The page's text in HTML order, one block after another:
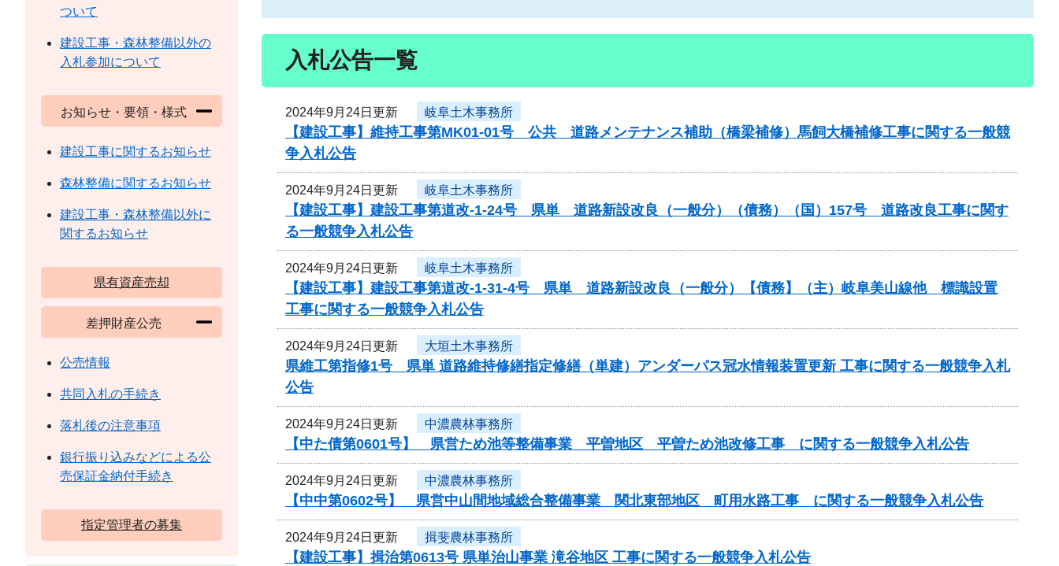
入札公告一覧
2024年9月24日更新 岐阜土木事務所
【建設工事】維持工事第MK01-01号 公共 道路メンテナンス補助（橋梁補修）馬飼大橋補修工事に関する一般競
争入札公告
2024年9月24日更新 岐阜土木事務所
【建設工事】建設工事第道改-1-24号 県単 道路新設改良（一般分）（債務）（国）157号 道路改良工事に関す
る一般競争入札公告
2024年9月24日更新 岐阜土木事務所
【建設工事】建設工事第道改-1-31-4号 県単 道路新設改良（一般分）【債務】（主）岐阜美山線他 標識設置
工事に関する一般競争入札公告
2024年9月24日更新 大垣土木事務所
県維工第指修1号 県単 道路維持修繕指定修繕（単建）アンダーパス冠水情報装置更新 工事に関する一般競争入札
公告
2024年9月24日更新 中濃農林事務所
【中た債第0601号】 県営ため池等整備事業 平曽地区 平曽ため池改修工事 に関する一般競争入札公告
2024年9月24日更新 中濃農林事務所
【中中第0602号】 県営中山間地域総合整備事業 関北東部地区 町用水路工事 に関する一般競争入札公告
2024年9月24日更新 揖斐農林事務所
【建設工事】揖治第0613号 県単治山事業 滝谷地区 工事に関する一般競争入札公告
ついて
建設工事・森林整備以外の
入札参加について
お知らせ・要領・様式
建設工事に関するお知らせ
森林整備に関するお知らせ
建設工事・森林整備以外に
関するお知らせ
県有資産売却
差押財産公売
公売情報
共同入札の手続き
落札後の注意事項
銀行振り込みなどによる公
売保証金納付手続き
指定管理者の募集